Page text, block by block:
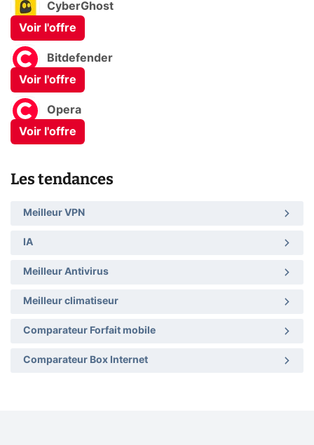
CyberGhost
Voir l'offre
Bitdefender
Voir l'offre
Opera
Voir l'offre
Les tendances
Meilleur VPN
IA
Meilleur Antivirus
Meilleur climatiseur
Comparateur Forfait mobile
Comparateur Box Internet